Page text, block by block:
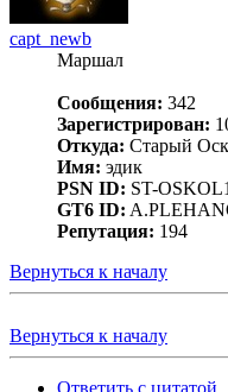
capt_newb
Маршал
Сообщения: 342
Зарегистрирован:
Откуда: Старый
Имя: эдик
PSN ID: ST-
GT6 ID:
Репутация: 194
Вернуться к началу
Вернуться к началу
Ответить с цитатой